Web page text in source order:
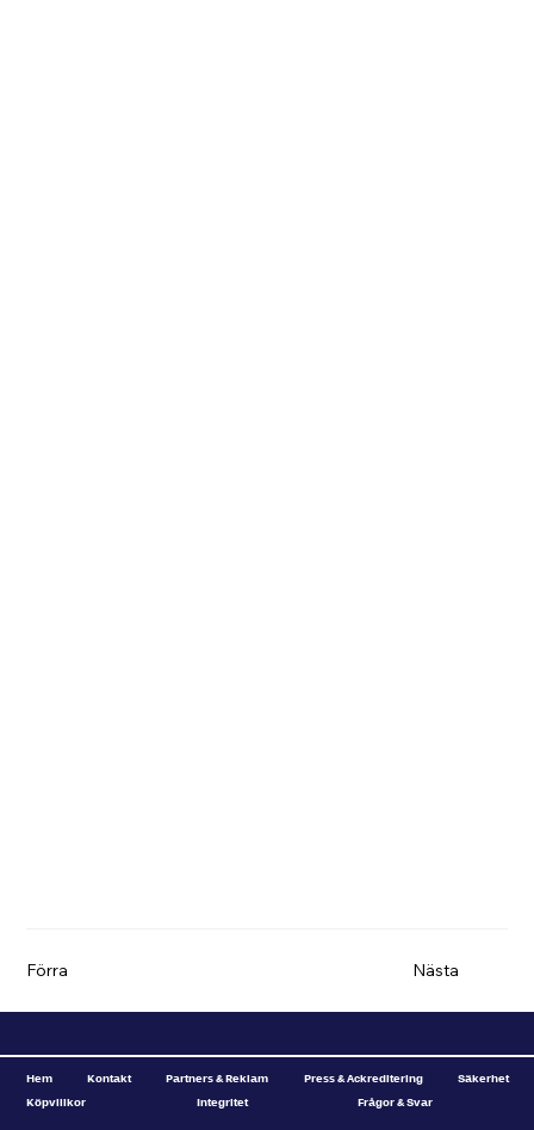
Förra Nästa
Hem Kontakt Partners & Reklam Press & Ackreditering
Säkerhet
Köpvillkor
Integritet Frågor & Svar